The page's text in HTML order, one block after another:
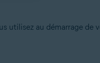
utilisez au démarrage de